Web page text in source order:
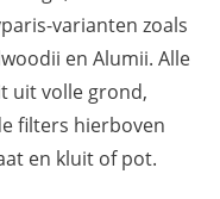
varianten zoals
en Alumii. Alle
uit volle grond,
filters hierboven
en kluit of pot.